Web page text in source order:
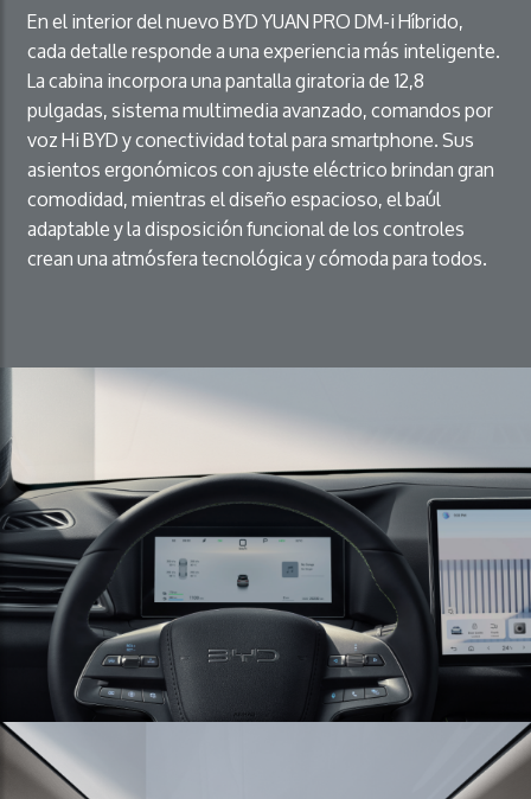
En el interior del nuevo BYD YUAN PRO DM-i Híbrido,
cada detalle responde a una experiencia más inteligente.
La cabina incorpora una pantalla giratoria de 12,8
pulgadas, sistema multimedia avanzado, comandos por
voz Hi BYD y conectividad total para smartphone. Sus
asientos ergonómicos con ajuste eléctrico brindan gran
comodidad, mientras el diseño espacioso, el baúl
adaptable y la disposición funcional de los controles
crean una atmósfera tecnológica y cómoda para todos.